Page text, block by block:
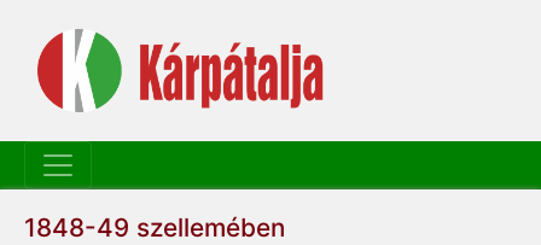
1848-49 szellemében